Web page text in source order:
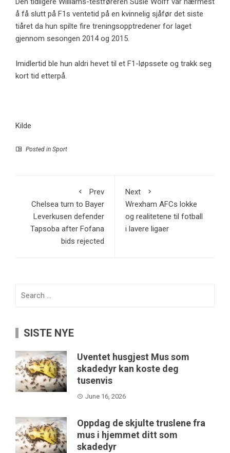
å få slutt på F1s ventetid på en kvinnelig sjåfør det siste
tiåret da hun spilte fire treningsopptredener for laget
gjennom sesongen 2014 og 2015.
Imidlertid ble hun aldri hevet til et F1-løpssete og trakk seg
kort tid etterpå.
Kilde
Posted in Sport
Prev
Chelsea turn to Bayer
Leverkusen defender
Tapsoba after Fofana
bids rejected
Next
Wrexham AFCs lokke
og realitetene til fotball
i lavere ligaer
SISTE NYE
Uventet husgjest Mus som
skadedyr kan koste deg
tusenvis
June 16, 2026
Oppdag de skjulte truslene fra
mus i hjemmet ditt som
skadedyr